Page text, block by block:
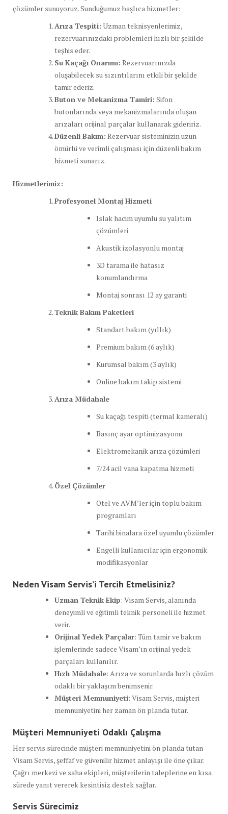
çözümler sunuyoruz. Sunduğumuz başlıca hizmetler:
Arıza Tespiti: Uzman teknisyenlerimiz,
rezervuarınızdaki problemleri hızlı bir şekilde
teşhis eder.
Su Kaçağı Onarımı: Rezervuarınızda
oluşabilecek su sızıntılarını etkili bir şekilde
tamir ederiz.
Buton ve Mekanizma Tamiri: Sifon
butonlarında veya mekanizmalarında oluşan
arızaları orijinal parçalar kullanarak gideririz.
Düzenli Bakım: Rezervuar sisteminizin uzun
ömürlü ve verimli çalışması için düzenli bakım
hizmeti sunarız.
Hizmetlerimiz:
Profesyonel Montaj Hizmeti
Islak hacim uyumlu su yalıtım
çözümleri
Akustik izolasyonlu montaj
3D tarama ile hatasız
konumlandırma
Montaj sonrası 12 ay garanti
Teknik Bakım Paketleri
Standart bakım (yıllık)
Premium bakım (6 aylık)
Kurumsal bakım (3 aylık)
Online bakım takip sistemi
Arıza Müdahale
Su kaçağı tespiti (termal kameralı)
Basınç ayar optimizasyonu
Elektromekanik arıza çözümleri
7/24 acil vana kapatma hizmeti
Özel Çözümler
Otel ve AVM’ler için toplu bakım
programları
Tarihi binalara özel uyumlu çözümler
Engelli kullanıcılar için ergonomik
modifikasyonlar
Neden Visam Servis’i Tercih Etmelisiniz?
Uzman Teknik Ekip: Visam Servis, alanında
deneyimli ve eğitimli teknik personeli ile hizmet
verir.
Orijinal Yedek Parçalar: Tüm tamir ve bakım
işlemlerinde sadece Visam’ın orijinal yedek
parçaları kullanılır.
Hızlı Müdahale: Arıza ve sorunlarda hızlı çözüm
odaklı bir yaklaşım benimsenir.
Müşteri Memnuniyeti: Visam Servis, müşteri
memnuniyetini her zaman ön planda tutar.
Müşteri Memnuniyeti Odaklı Çalışma
Her servis sürecinde müşteri memnuniyetini ön planda tutan
Visam Servis, şeffaf ve güvenilir hizmet anlayışı ile öne çıkar.
Çağrı merkezi ve saha ekipleri, müşterilerin taleplerine en kısa
sürede yanıt vererek kesintisiz destek sağlar.
Servis Sürecimiz